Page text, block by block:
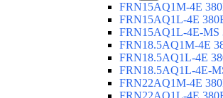
FRN15AQ1M-4E
FRN15AQ1L-4E
FRN15AQ1L-4E-MS
FRN18.5AQ1M-4E
FRN18.5AQ1L-4E
FRN18.5AQ1L-4E-
FRN22AQ1M-4E